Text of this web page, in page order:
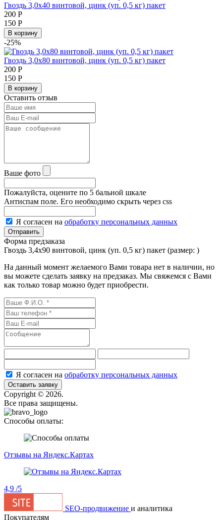
Гвоздь 3,0х40 винтовой, цинк (уп. 0,5 кг) пакет
200 Р
150 Р
В корзину
-25%
Гвоздь 3,0х80 винтовой, цинк (уп. 0,5 кг) пакет
200 Р
150 Р
В корзину
Оставить отзыв
Ваше фото
Пожалуйста, оцените по 5 бальной шкале
Антиспам поле. Его необходимо скрыть через css
Я согласен на обработку персональных данных
Форма предзаказа
Гвоздь 3,4х90 винтовой, цинк (уп. 0,5 кг) пакет (размер: )
На данный момент желаемого Вами товара нет в наличии, но
вы можете сделать заявку на предзаказ. Мы свяжемся с Вами
как только товар можно будет приобрести.
Я согласен на обработку персональных данных
Оставить заявку
Сopyright © 2026.
Все права защищены.
Способы оплаты:
Отзывы на Яндекс.Картах
4,9 /5
SEO-продвижение и аналитика
Покупателям